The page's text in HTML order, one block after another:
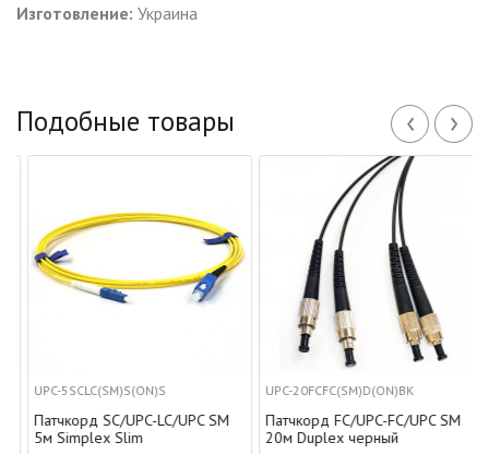
Изготовление: Украина
Подобные товары ‹ ›
UPC-5SCLC(SM)S(ON)S
Патчкорд SC/UPC-LC/UPC SM
5м Simplex Slim
UPC-20FCFC(SM)D(ON)BK
Патчкорд FC/UPC-FC/UPC SM
20м Duplex черный